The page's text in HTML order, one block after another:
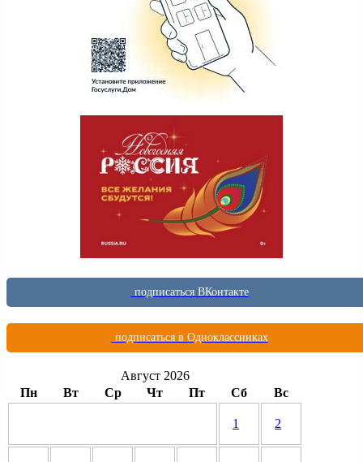
подписаться ВКонтакте
подписаться в Одноклассниках
Август 2026
Пн
Вт Ср Чт Пт Сб Вс
1 2